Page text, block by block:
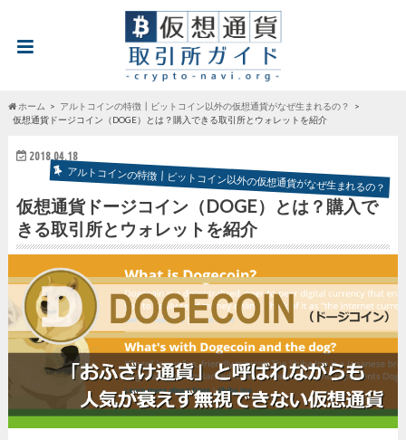
ホーム
アルトコインの特徴┃ビットコイン以外の仮想通貨がなぜ生まれるの？
仮想通貨ドージコイン（DOGE）とは？購入できる取引所とウォレットを紹介
2018.04.18
アルトコインの特徴┃ビットコイン以外の仮想通貨がなぜ生まれるの？
仮想通貨ドージコイン（DOGE）とは？購入で
きる取引所とウォレットを紹介